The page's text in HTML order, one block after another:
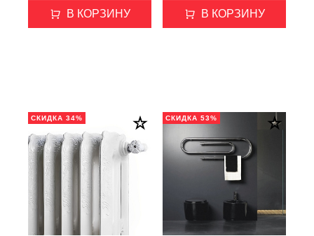
В КОРЗИНУ В КОРЗИНУ
СКИДКА 34% СКИДКА 53%